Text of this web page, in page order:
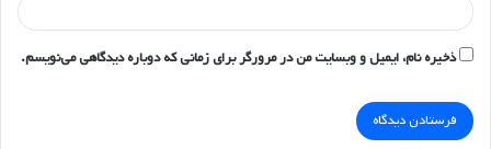
ذخیره نام، ایمیل و وبسایت من در مرورگر برای زمانی که دوباره دیدگاهی می‌نویسم.